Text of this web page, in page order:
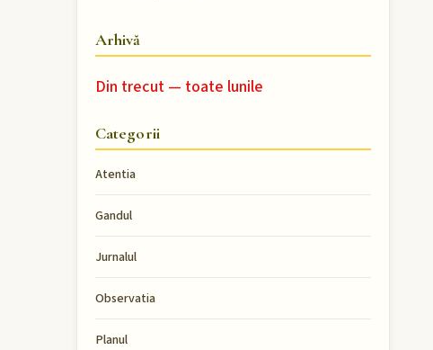
Arhivă
Din trecut — toate lunile
Categorii
Atentia
Gandul
Jurnalul
Observatia
Planul